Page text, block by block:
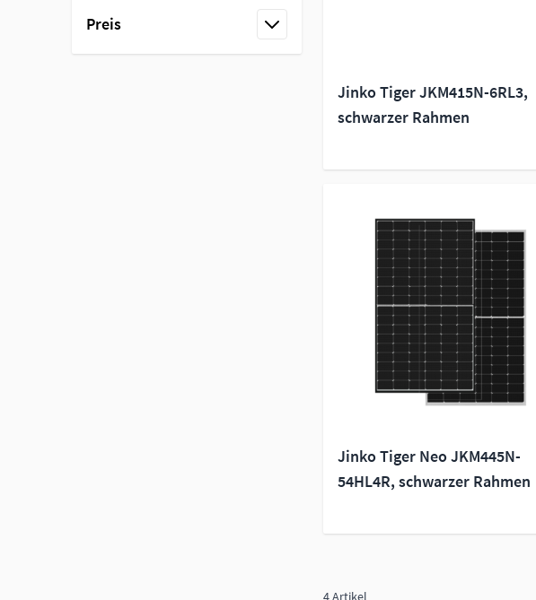
Preis
Jinko Tiger JKM415N-6RL3,
schwarzer Rahmen
Jinko Tiger Neo JKM445N-
54HL4R, schwarzer Rahmen
4Artikel